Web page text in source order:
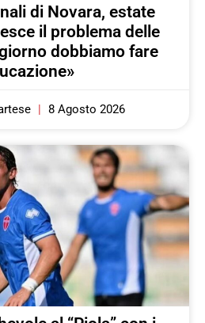
di Novara, estate
il problema delle
dobbiamo fare
8 Agosto 2026